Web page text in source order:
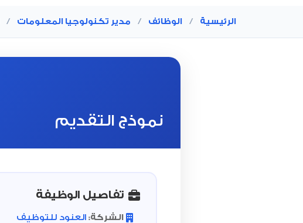
الرئيسية / الوظائف / مدير تكنولوجيا المعلومات /
نموذج التقديم
تفاصيل الوظيفة
الشركة: العنود للتوظيف